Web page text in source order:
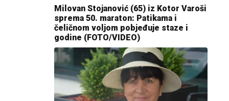
Milovan Stojanović (65) iz Kotor Varoši
sprema 50. maraton: Patikama i
čeličnom voljom pobjeđuje staze i
godine (FOTO/VIDEO)